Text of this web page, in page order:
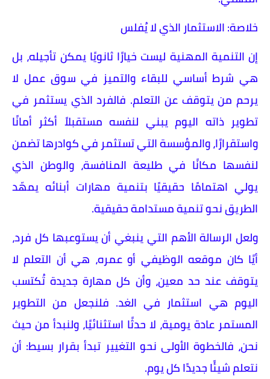
خلاصة: الاستثمار الذي لا يُفلس
إن التنمية المهنية ليست خيارًا ثانويًا يمكن تأجيله، بل
هي شرط أساسي للبقاء والتميز في سوق عمل لا
يرحم من يتوقف عن التعلم. فالفرد الذي يستثمر في
تطوير ذاته اليوم يبني لنفسه مستقبلاً أكثر أمانًا
واستقرارًا، والمؤسسة التي تستثمر في كوادرها تضمن
لنفسها مكانًا في طليعة المنافسة، والوطن الذي
يولي اهتمامًا حقيقيًا بتنمية مهارات أبنائه يمهّد
الطريق نحو تنمية مستدامة حقيقية.
ولعل الرسالة الأهم التي ينبغي أن يستوعبها كل فرد،
أيًا كان موقعه الوظيفي أو عمره، هي أن التعلم لا
يتوقف عند حد معين، وأن كل مهارة جديدة تُكتسب
اليوم هي استثمار في الغد. فلنجعل من التطوير
المستمر عادة يومية، لا حدثًا استثنائيًا، ولنبدأ من حيث
نحن، فالخطوة الأولى نحو التغيير تبدأ بقرار بسيط: أن
نتعلم شيئًا جديدًا كل يوم.